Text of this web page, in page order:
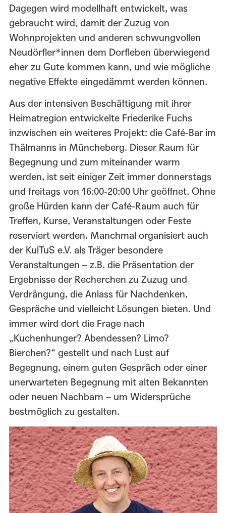
Dagegen wird modellhaft entwickelt, was
gebraucht wird, damit der Zuzug von
Wohnprojekten und anderen schwungvollen
Neudörfler*innen dem Dorfleben überwiegend
eher zu Gute kommen kann, und wie mögliche
negative Effekte eingedämmt werden können.
Aus der intensiven Beschäftigung mit ihrer
Heimatregion entwickelte Friederike Fuchs
inzwischen ein weiteres Projekt: die Café-Bar im
Thälmanns in Müncheberg. Dieser Raum für
Begegnung und zum miteinander warm
werden, ist seit einiger Zeit immer donnerstags
und freitags von 16:00-20:00 Uhr geöffnet. Ohne
große Hürden kann der Café-Raum auch für
Treffen, Kurse, Veranstaltungen oder Feste
reserviert werden. Manchmal organisiert auch
der KulTuS e.V. als Träger besondere
Veranstaltungen – z.B. die Präsentation der
Ergebnisse der Recherchen zu Zuzug und
Verdrängung, die Anlass für Nachdenken,
Gespräche und vielleicht Lösungen bieten. Und
immer wird dort die Frage nach
„Kuchenhunger? Abendessen? Limo?
Bierchen?“ gestellt und nach Lust auf
Begegnung, einem guten Gespräch oder einer
unerwarteten Begegnung mit alten Bekannten
oder neuen Nachbarn – um Widersprüche
bestmöglich zu gestalten.